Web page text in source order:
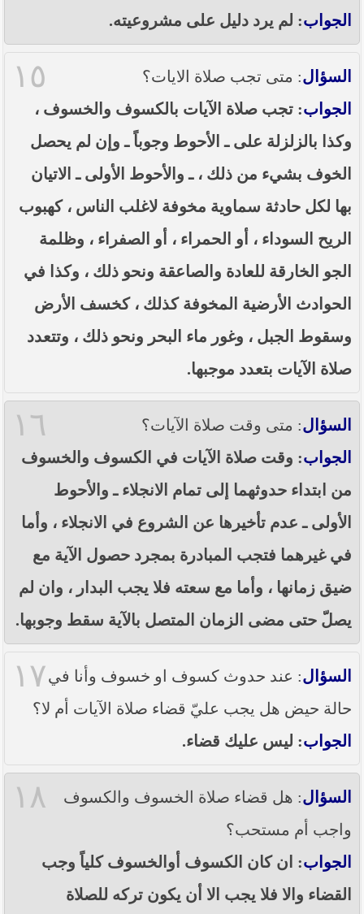
الجواب: لم يرد دليل على مشروعيته.
١٥ السؤال: متى تجب صلاة الايات؟
الجواب: تجب صلاة الآيات بالكسوف والخسوف ،
وكذا بالزلزلة على ـ الأحوط وجوباً ـ وإن لم يحصل
الخوف بشيء من ذلك ، ـ والأحوط الأولى ـ الاتيان
بها لكل حادثة سماوية مخوفة لاغلب الناس ، كهبوب
الريح السوداء ، أو الحمراء ، أو الصفراء ، وظلمة
الجو الخارقة للعادة والصاعقة ونحو ذلك ، وكذا في
الحوادث الأرضية المخوفة كذلك ، كخسف الأرض
وسقوط الجبل ، وغور ماء البحر ونحو ذلك ، وتتعدد
صلاة الآيات بتعدد موجبها.
١٦ السؤال: متى وقت صلاة الآيات؟
الجواب: وقت صلاة الآيات في الكسوف والخسوف
من ابتداء حدوثهما إلى تمام الانجلاء ـ والأحوط
الأولى ـ عدم تأخيرها عن الشروع في الانجلاء ، وأما
في غيرهما فتجب المبادرة بمجرد حصول الآية مع
ضيق زمانها ، وأما مع سعته فلا يجب البدار ، وان لم
يصلّ حتى مضى الزمان المتصل بالآية سقط وجوبها.
١٧ السؤال: عند حدوث كسوف او خسوف وأنا في
حالة حيض هل يجب عليّ قضاء صلاة الآيات أم لا؟
الجواب: ليس عليك قضاء.
١٨ السؤال: هل قضاء صلاة الخسوف والكسوف
واجب أم مستحب؟
الجواب: ان كان الكسوف أوالخسوف كلياً وجب
القضاء والا فلا يجب الا أن يكون تركه للصلاة